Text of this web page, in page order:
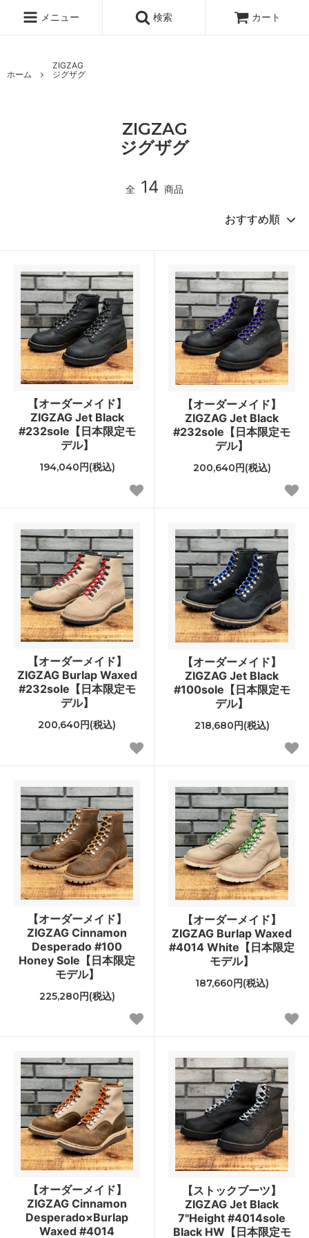
メニュー 検索 カート
ホーム
ZIGZAG
ジグザグ
ZIGZAG
ジグザグ
全 14 商品
【オーダーメイド】
ZIGZAG Jet Black
#232sole【日本限定モ
デル】
194,040円(税込)
【オーダーメイド】
ZIGZAG Jet Black
#232sole【日本限定モ
デル】
200,640円(税込)
【オーダーメイド】
ZIGZAG Burlap Waxed
#232sole【日本限定モ
デル】
200,640円(税込)
【オーダーメイド】
ZIGZAG Jet Black
#100sole【日本限定モ
デル】
218,680円(税込)
【オーダーメイド】
ZIGZAG Cinnamon
Desperado #100
Honey Sole【日本限定
モデル】
225,280円(税込)
【オーダーメイド】
ZIGZAG Burlap Waxed
#4014 White【日本限定
モデル】
187,660円(税込)
【オーダーメイド】
ZIGZAG Cinnamon
Desperado×Burlap
Waxed #4014
【ストックブーツ】
ZIGZAG Jet Black
7"Height #4014sole
Black HW【日本限定モ